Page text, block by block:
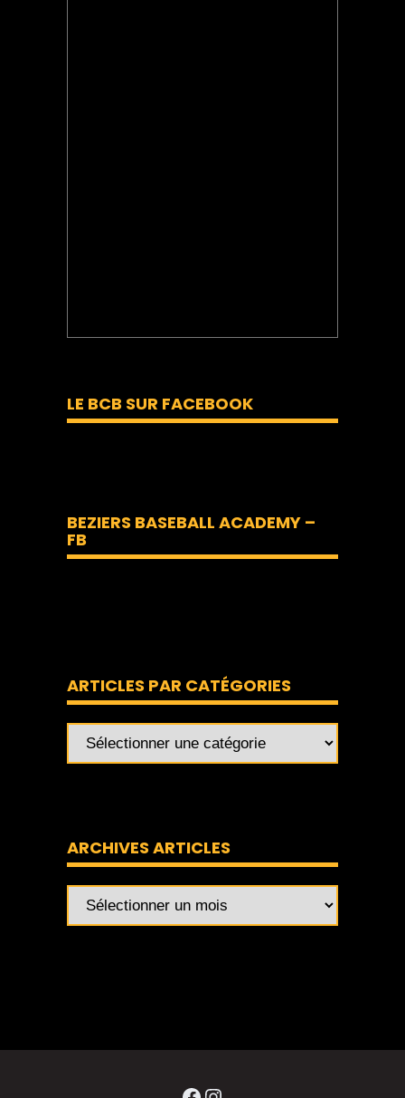
LE BCB SUR FACEBOOK
BEZIERS BASEBALL ACADEMY –
FB
ARTICLES PAR CATÉGORIES
ARCHIVES ARTICLES
articles